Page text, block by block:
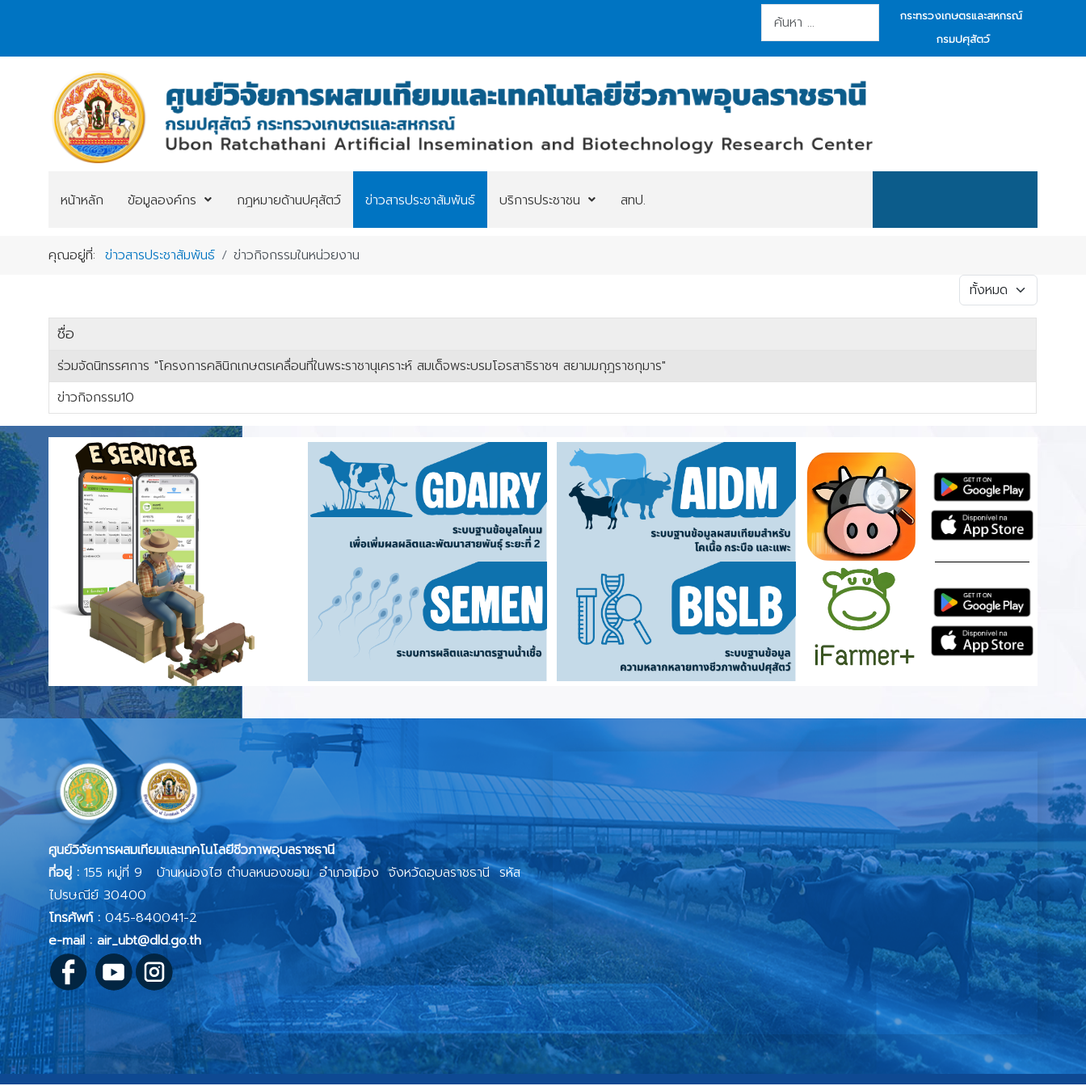
การค้นหา
กระทรวงเกษตรและสหกรณ์
กรมปศุสัตว์
หน้าหลัก ข้อมูลองค์กร กฎหมายด้านปศุสัตว์ ข่าวสารประชาสัมพันธ์ บริการประชาชน สทป.
คุณอยู่ที่:ข่าวสารประชาสัมพันธ์
ข่าวกิจกรรมในหน่วยงาน
แสดง #
เนื้อหา
ชื่อ
ร่วมจัดนิทรรศการ "โครงการคลินิกเกษตรเคลื่อนที่ในพระราชานุเคราะห์ สมเด็จพระบรมโอรสาธิราชฯ สยามมกุฎราชกุมาร"
ข่าวกิจกรรม10
ศูนย์วิจัยการผสมเทียมและเทคโนโลยีชีวภาพอุบลราชธานี
ที่อยู่ :155 หมู่ที่ 9 บ้านหนองไฮ ตำบลหนองขอน อำเภอเมือง จังหวัดอุบลราชธานี รหัส
ไปรษณีย์ 30400
โทรศัพท์ :045-840041-2
e-mail : air_ubt@dld.go.th